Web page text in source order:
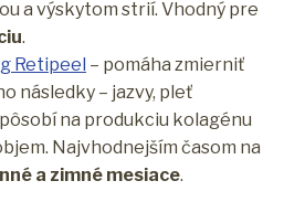
a výskytom strií. Vhodný pre
.
Retipeel – pomáha zmierniť
následky – jazvy, pleť
na produkciu kolagénu
Najvhodnejším časom na
a zimné mesiace.